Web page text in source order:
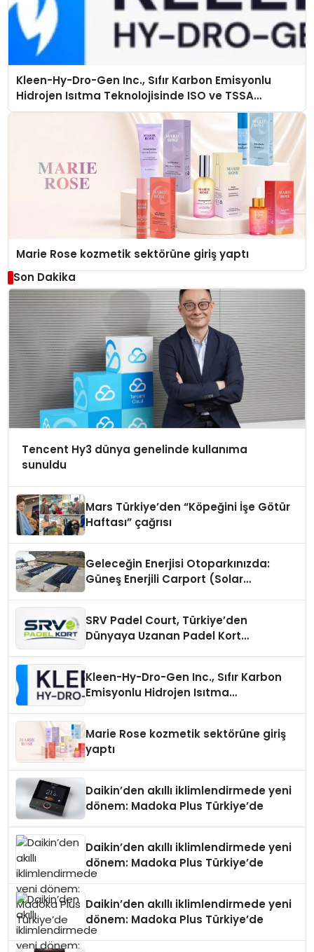
Kleen-Hy-Dro-Gen Inc., Sıfır Karbon Emisyonlu
Hidrojen Isıtma Teknolojisinde ISO ve TSSA
Düzenleyici Onaylarını Aldı
Marie Rose kozmetik sektörüne giriş yaptı
Son Dakika
Tencent Hy3 dünya genelinde kullanıma
sunuldu
Mars Türkiye’den “Köpeğini İşe Götür
Haftası” çağrısı
Geleceğin Enerjisi Otoparkınızda:
Güneş Enerjili Carport (Solar
SRV Padel Court, Türkiye’den
Dünyaya Uzanan Padel Kort
Kleen-Hy-Dro-Gen Inc., Sıfır Karbon
Emisyonlu Hidrojen Isıtma
Marie Rose kozmetik sektörüne giriş
yaptı
Daikin’den akıllı iklimlendirmede yeni
dönem: Madoka Plus Türkiye’de
Daikin’den akıllı iklimlendirmede yeni
dönem: Madoka Plus Türkiye’de
Daikin’den akıllı iklimlendirmede yeni
dönem: Madoka Plus Türkiye’de